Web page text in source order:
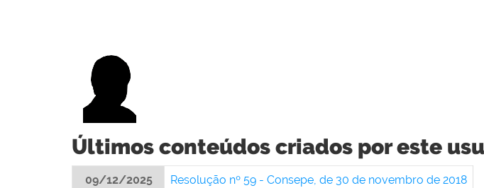
Últimos conteúdos criados por este
09/12/2025 Resolução nº 59 - Consepe, de 30 de novembro de 2018